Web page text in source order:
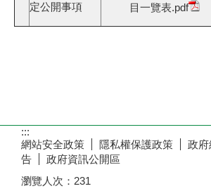
定公開事項
目一覽表.pdf
:::
網站安全政策
隱私權保護政策
政府
告
政府資訊公開區
瀏覽人次： 231